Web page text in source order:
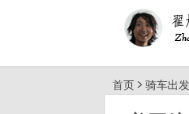
首页 骑车出发